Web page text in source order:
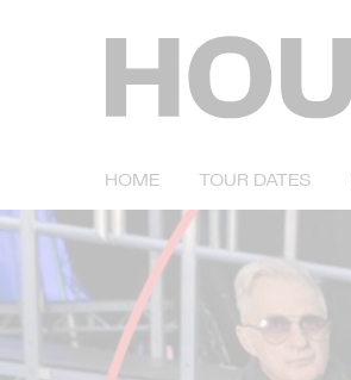
HOME TOUR DATES